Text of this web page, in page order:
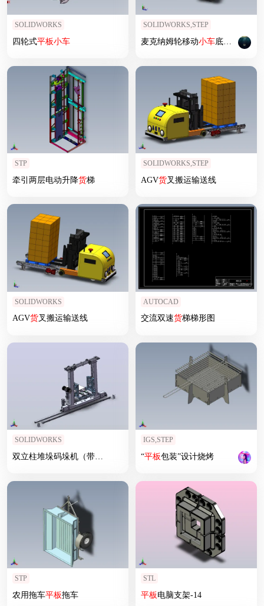
SOLIDWORKS
四轮式平板小车
SOLIDWORKS,STEP
麦克纳姆轮移动小车底盘 简易模
STP
牵引两层电动升降货梯
SOLIDWORKS,STEP
AGV货叉搬运输送线
SOLIDWORKS
AGV货叉搬运输送线
AUTOCAD
交流双速货梯梯形图
SOLIDWORKS
双立柱堆垛码垛机（带
货
IGS,STEP
“平板包装”设计烧烤
STP
农用拖车平板拖车
STL
平板电脑支架-14